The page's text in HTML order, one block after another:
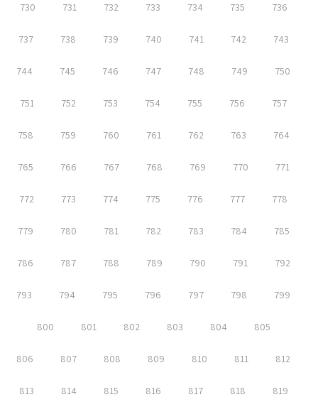
730 731 732 733 734 735 736
737 738 739 740 741 742 743
744 745 746 747 748 749 750
751 752 753 754 755 756 757
758 759 760 761 762 763 764
765 766 767 768 769 770 771
772 773 774 775 776 777 778
779 780 781 782 783 784 785
786 787 788 789 790 791 792
793 794 795 796 797 798 799
800 801 802 803 804 805
806 807 808 809 810 811 812
813 814 815 816 817 818 819